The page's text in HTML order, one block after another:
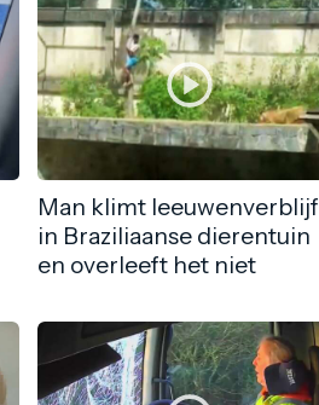
Man klimt leeuwenverblijf
in Braziliaanse dierentuin
en overleeft het niet